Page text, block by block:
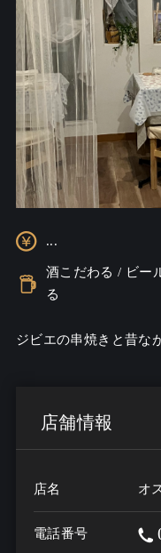
...
酒こだわる / ビー
る
ジビエの串焼きと昔な
店舗情報
店名 オ
電話番号